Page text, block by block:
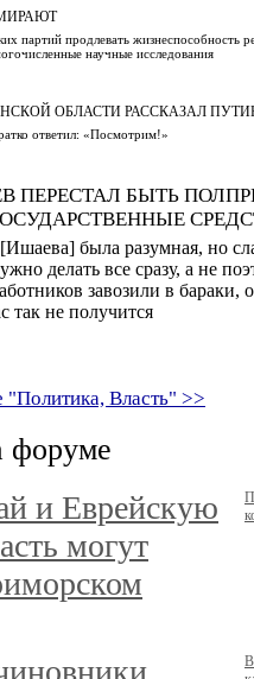
партий продлевать жизнеспособность
научные исследования
ОБЛАСТИ РАССКАЗАЛ
ответил: «Посмотрим!»
ПЕРЕСТАЛ БЫТЬ
была разумная, но
делать все сразу, а не
завозили в бараки,
так не получится
"Политика, Власть" >>
форуме
и Еврейскую
могут
В